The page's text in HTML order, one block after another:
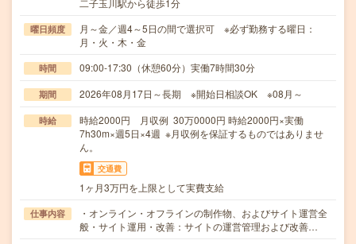
二子玉川駅から徒歩1分
曜日頻度
月～金／週4～5日の間で選択可 ※必ず勤務する曜日：
月・火・木・金
時間 09:00-17:30（休憩60分）実働7時間30分
期間 2026年08月17日～長期 ※開始日相談OK ※08月～
時給
時給2000円 月収例 30万0000円 時給2000円×実働
7h30m×週5日×4週 ※月収例を保証するものではありませ
ん。
交通費
1ヶ月3万円を上限として実費支給
仕事内容
・オンライン・オフラインの制作物、およびサイト運営全
般・サイト運用・改善：サイトの運営管理および改善…